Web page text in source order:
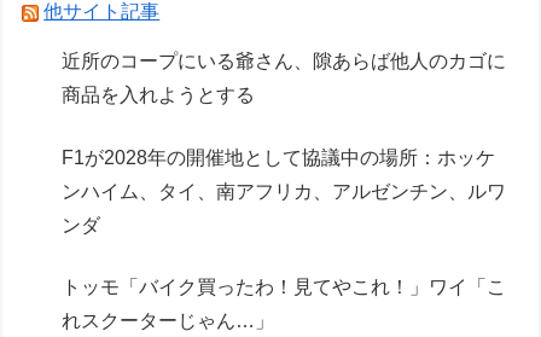
他サイト記事
近所のコープにいる爺さん、隙あらば他人のカゴに
商品を入れようとする
F1が2028年の開催地として協議中の場所：ホッケ
ンハイム、タイ、南アフリカ、アルゼンチン、ルワ
ンダ
トッモ「バイク買ったわ！見てやこれ！」ワイ「こ
れスクーターじゃん…」